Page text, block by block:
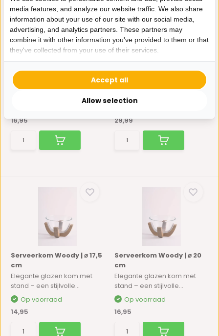
...
Een stijlvolle en duurzame
16,95
...
Een stijlvolle en duurzame
29,99
Serveerkom Woody | ⌀ 17,5
cm
Elegante glazen kom met
stand – een stijlvolle...
Op voorraad
14,95
Serveerkom Woody | ⌀ 20
cm
Elegante glazen kom met
stand – een stijlvolle...
Op voorraad
16,95
media features, and analyze our website traffic. We also share
information about your use of our site with our social media,
advertising, and analytics partners. These partners may
combine it with other information you've provided to them or that
they've collected from your use of their services.
Allow selection
Accept all